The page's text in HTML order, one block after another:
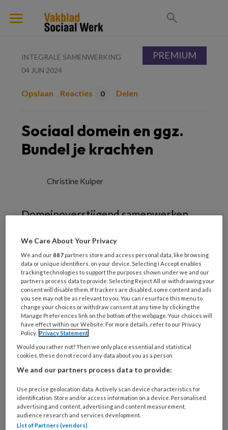
INTEGRALE SAMENWERKING
04 JUN 2024
Opslaan Reacties 0 Delen
Sociaal domein en ggz.
Bundel je krachten
Christine Kuiper
Domeinoverstijgend samenwerken
agenda. Toch lukt het tot op heden
onvoldoende om integraal werken in
de ggz en het sociaal domein van de
grond te krijgen. Gaat dat dankzij het
Integraal Zorgakkoord (2022) nu dan
eindelijk gebeuren?
PREMIUM
Bekijk de mogelijkheden
PREMIUM
We Care About Your Privacy
We and our887 partners store and access personal data, like browsing
data or unique identifiers, on your device. Selecting I Accept enables
tracking technologies to support the purposes shown under we and our
partners process data to provide. Selecting Reject All or withdrawing your
consent will disable them. If trackers are disabled, some content and ads
you see may not be as relevant to you. You can resurface this menu to
change your choices or withdraw consent at any time by clicking the
Manage Preferences link on the bottom of the webpage. Your choices will
have effect within our Website. For more details, refer to our Privacy
Policy. Privacy Statement
Would you rather not? Then we only place essential and statistical
cookies, these do not record any data about you as a person
We and our partners process data to provide:
Use precise geolocation data. Actively scan device characteristics for
identification. Store and/or access information on a device. Personalised
advertising and content, advertising and content measurement,
audience research and services development.
List of Partners (vendors)